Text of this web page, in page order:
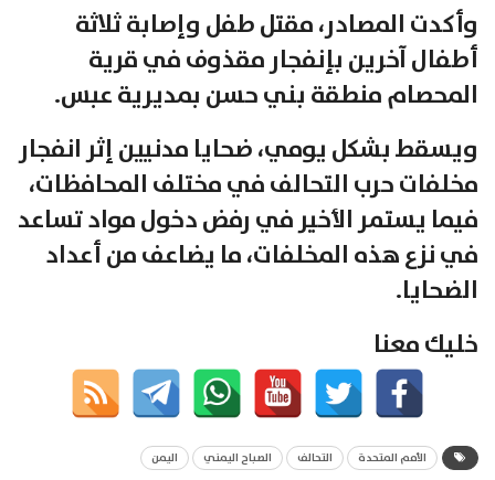
وأكدت المصادر، مقتل طفل وإصابة ثلاثة
أطفال آخرين بإنفجار مقذوف في قرية
المحصام منطقة بني حسن بمديرية عبس.
ويسقط بشكل يومي، ضحايا مدنيين إثر انفجار
مخلفات حرب التحالف في مختلف المحافظات،
فيما يستمر الأخير في رفض دخول مواد تساعد
في نزع هذه المخلفات، ما يضاعف من أعداد
الضحايا.
خليك معنا
الأمم المتحدة التحالف الصباح اليمني اليمن